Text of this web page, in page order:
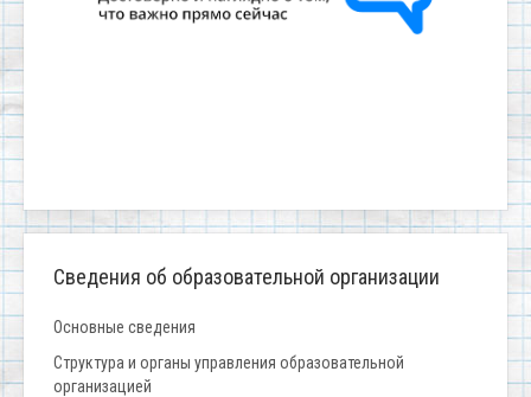
Сведения об образовательной организации
Основные сведения
Структура и органы управления образовательной
организацией